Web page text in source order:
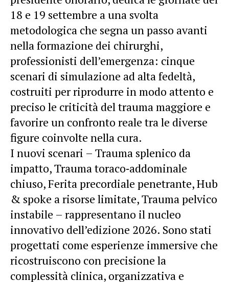
18 e 19 settembre a una svolta
metodologica che segna un passo avanti
nella formazione dei chirurghi,
professionisti dell’emergenza: cinque
scenari di simulazione ad alta fedeltà,
costruiti per riprodurre in modo attento e
preciso le criticità del trauma maggiore e
favorire un confronto reale tra le diverse
figure coinvolte nella cura.
I nuovi scenari – Trauma splenico da
impatto, Trauma toraco‑addominale
chiuso, Ferita precordiale penetrante, Hub
& spoke a risorse limitate, Trauma pelvico
instabile – rappresentano il nucleo
innovativo dell’edizione 2026. Sono stati
progettati come esperienze immersive che
ricostruiscono con precisione la
complessità clinica, organizzativa e